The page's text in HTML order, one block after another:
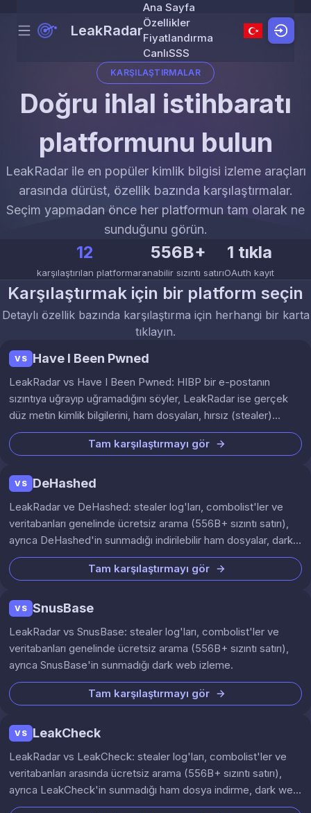
Skip to content
Menu LeakRadar
Ana Sayfa
Özellikler
Fiyatlandırma
CanlıSSS
KARŞILAŞTIRMALAR
Doğru ihlal istihbaratı
platformunu bulun
LeakRadar ile en popüler kimlik bilgisi izleme araçları
arasında dürüst, özellik bazında karşılaştırmalar.
Seçim yapmadan önce her platformun tam olarak ne
sunduğunu görün.
12
karşılaştırılan platform
556B+
aranabilir sızıntı satırı
1 tıkla
OAuth kayıt
Karşılaştırmak için bir platform seçin
Detaylı özellik bazında karşılaştırma için herhangi bir karta
tıklayın.
VS Have I Been Pwned
LeakRadar vs Have I Been Pwned: HIBP bir e-postanın
sızıntıya uğrayıp uğramadığını söyler, LeakRadar ise gerçek
düz metin kimlik bilgilerini, ham dosyaları, hırsız (stealer)
loglarını ve dark web verilerini ortaya çıkarır.
Tam karşılaştırmayı gör
VS DeHashed
LeakRadar ve DeHashed: stealer log'ları, combolist'ler ve
veritabanları genelinde ücretsiz arama (556B+ sızıntı satırı),
ayrıca DeHashed'in sunmadığı indirilebilir ham dosyalar, dark
web araması ve sürekli izleme.
Tam karşılaştırmayı gör
VS SnusBase
LeakRadar vs SnusBase: stealer log'ları, combolist'ler ve
veritabanları genelinde ücretsiz arama (556B+ sızıntı satırı),
ayrıca SnusBase'in sunmadığı dark web izleme.
Tam karşılaştırmayı gör
VS LeakCheck
LeakRadar vs LeakCheck: stealer log'ları, combolist'ler ve
veritabanları arasında ücretsiz arama (556B+ sızıntı satırı),
ayrıca LeakCheck'in sunmadığı ham dosya indirme, dark web
araması ve hash sorgulama.